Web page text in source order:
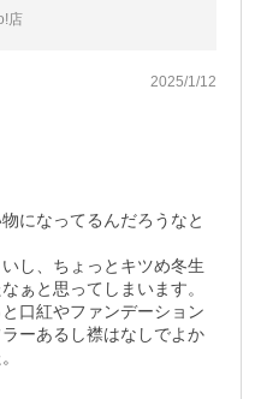
店
2025/1/12
になってるんだろうなと
し、ちょっとキツめ冬生
ぁと思ってしまいます。
口紅やファンデーション
ーあるし襟はなしでよか